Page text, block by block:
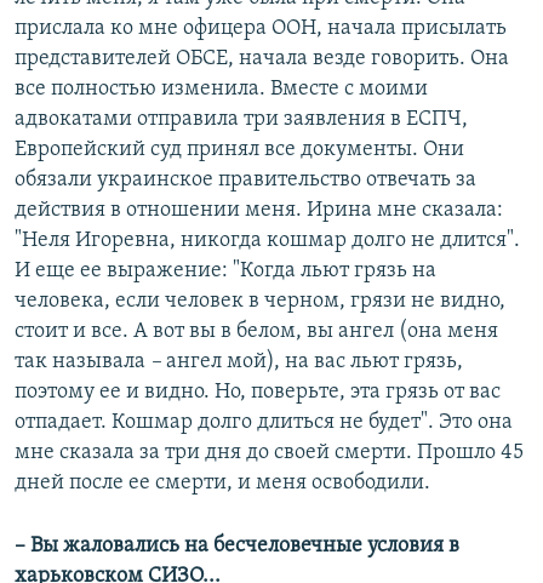
прислала ко мне офицера ООН, начала присылать
представителей ОБСЕ, начала везде говорить. Она
все полностью изменила. Вместе с моими
адвокатами отправила три заявления в ЕСПЧ,
Европейский суд принял все документы. Они
обязали украинское правительство отвечать за
действия в отношении меня. Ирина мне сказала:
"Неля Игоревна, никогда кошмар долго не длится".
И еще ее выражение: "Когда льют грязь на
человека, если человек в черном, грязи не видно,
стоит и все. А вот вы в белом, вы ангел (она меня
так называла – ангел мой), на вас льют грязь,
поэтому ее и видно. Но, поверьте, эта грязь от вас
отпадает. Кошмар долго длиться не будет". Это она
мне сказала за три дня до своей смерти. Прошло 45
дней после ее смерти, и меня освободили.
– Вы жаловались на бесчеловечные условия в
харьковском СИЗО...